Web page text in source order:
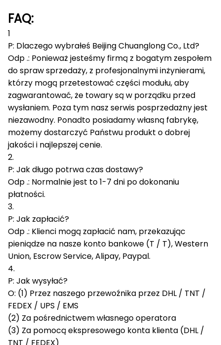
FAQ:
1
P: Dlaczego wybrałeś Beijing Chuanglong Co., Ltd?
Odp .: Ponieważ jesteśmy firmą z bogatym zespołem
do spraw sprzedaży, z profesjonalnymi inżynierami,
którzy mogą przetestować części modułu, aby
zagwarantować, że towary są w porządku przed
wysłaniem. Poza tym nasz serwis posprzedażny jest
niezawodny. Ponadto posiadamy własną fabrykę,
możemy dostarczyć Państwu produkt o dobrej
jakości i najlepszej cenie.
2.
P: Jak długo potrwa czas dostawy?
Odp .: Normalnie jest to 1-7 dni po dokonaniu
płatności.
3.
P: Jak zapłacić?
Odp .: Klienci mogą zapłacić nam, przekazując
pieniądze na nasze konto bankowe (T / T), Western
Union, Escrow Service, Alipay, Paypal.
4.
P: Jak wysyłać?
O: (1) Przez naszego przewoźnika przez DHL / TNT /
FEDEX / UPS / EMS
(2) Za pośrednictwem własnego operatora
(3) Za pomocą ekspresowego konta klienta (DHL /